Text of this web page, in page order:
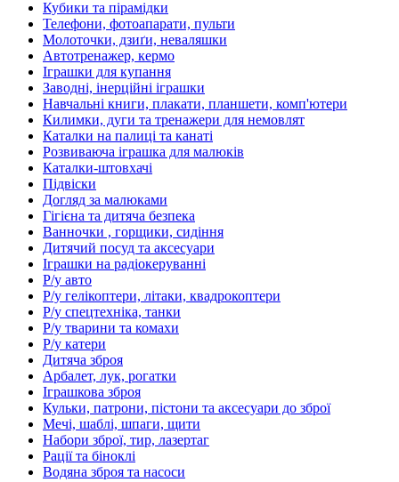
Кубики та пірамідки
Телефони, фотоапарати, пульти
Молоточки, дзиґи, неваляшки
Автотренажер, кермо
Іграшки для купання
Заводні, інерційні іграшки
Навчальні книги, плакати, планшети, комп'ютери
Килимки, дуги та тренажери для немовлят
Каталки на палиці та канаті
Розвиваюча іграшка для малюків
Каталки-штовхачі
Підвіски
Догляд за малюками
Гігієна та дитяча безпека
Ванночки , горщики, сидіння
Дитячий посуд та аксесуари
Іграшки на радіокеруванні
Р/у авто
Р/у гелікоптери, літаки, квадрокоптери
Р/у спецтехніка, танки
Р/у тварини та комахи
Р/у катери
Дитяча зброя
Арбалет, лук, рогатки
Іграшкова зброя
Кульки, патрони, пістони та аксесуари до зброї
Мечі, шаблі, шпаги, щити
Набори зброї, тир, лазертаг
Рації та біноклі
Водяна зброя та насоси